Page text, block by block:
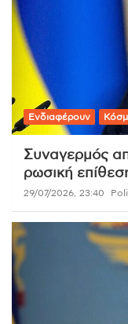
Ενδιαφέρουν
Συναγερμός
ρωσική
29/07/2026, 23:40